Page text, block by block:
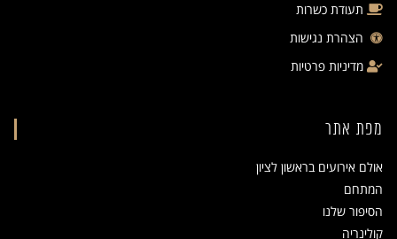
תעודת כשרות
הצהרת נגישות
מדיניות פרטיות
מפת אתר
אולם אירועים בראשון לציון
המתחם
הסיפור שלנו
קולינריה